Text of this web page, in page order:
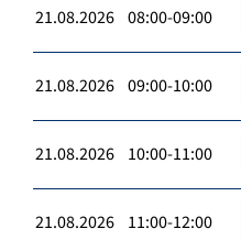
21.08.2026 08:00-09:00
21.08.2026 09:00-10:00
21.08.2026 10:00-11:00
21.08.2026 11:00-12:00